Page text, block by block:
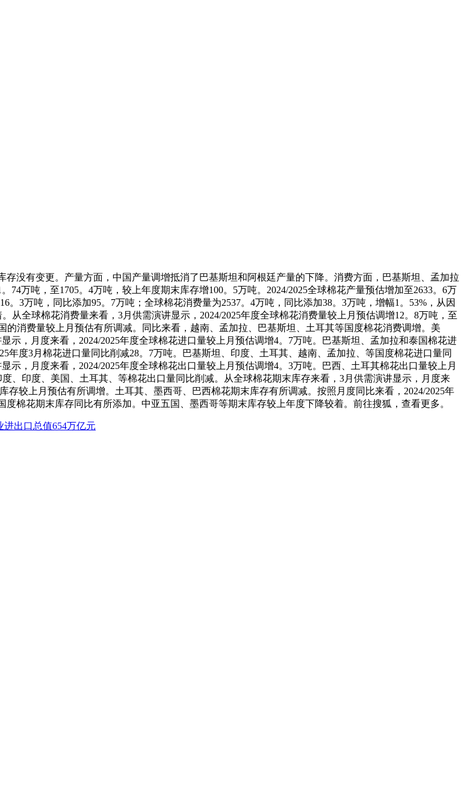
有变更。产量方面，中国产量调增抵消了巴基斯坦和阿根廷产量的下降。消费方面，巴基斯坦、孟加拉
万吨，至1705。4万吨，较上年度期末库存增100。5万吨。2024/2025全球棉花产量预估增加至2633。6万
3万吨，同比添加95。7万吨；全球棉花消费量为2537。4万吨，同比添加38。3万吨，增幅1。53%，从因
全球棉花消费量来看，3月供需演讲显示，2024/2025年度全球棉花消费量较上月预估调增12。8万吨，至
消费量较上月预估有所调减。同比来看，越南、孟加拉、巴基斯坦、土耳其等国度棉花消费调增。美
，月度来看，2024/2025年度全球棉花进口量较上月预估调增4。7万吨。巴基斯坦、孟加拉和泰国棉花进
年度3月棉花进口量同比削减28。7万吨。巴基斯坦、印度、土耳其、越南、孟加拉、等国度棉花进口量同
，月度来看，2024/2025年度全球棉花出口量较上月预估调增4。3万吨。巴西、土耳其棉花出口量较上月
、印度、美国、土耳其、等棉花出口量同比削减。从全球棉花期末库存来看，3月供需演讲显示，月度来
较上月预估有所调增。土耳其、墨西哥、巴西棉花期末库存有所调减。按照月度同比来看，2024/2025年
棉花期末库存同比有所添加。中亚五国、墨西哥等期末库存较上年度下降较着。前往搜狐，查看更多。
出口总值654万亿元